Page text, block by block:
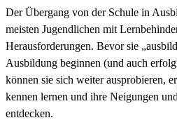
Der Übergang von der Schule in
meisten Jugendlichen mit
Herausforderungen. Bevor sie
Ausbildung beginnen (und auch
können sie sich weiter ausprobieren,
kennen lernen und ihre Neigungen
entdecken.